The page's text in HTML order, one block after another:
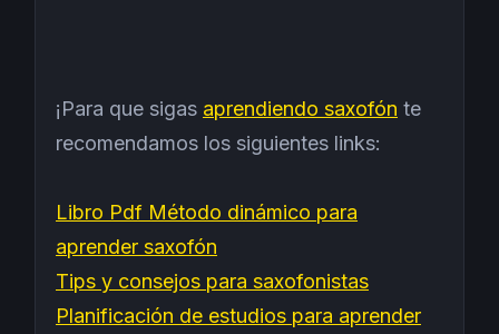
¡Para que sigas aprendiendo saxofón te
recomendamos los siguientes links:
Libro Pdf Método dinámico para
aprender saxofón
Tips y consejos para saxofonistas
Planificación de estudios para aprender